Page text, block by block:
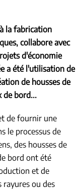
la fabrication
collabore avec
d'économie
a été l'utilisation de
de housses de
de bord...
de fournir une
le processus de
des housses de
bord ont été
et de
rayures ou des